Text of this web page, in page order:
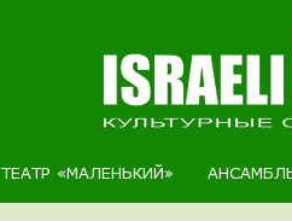
ТЕАТР «МАЛЕНЬКИЙ»